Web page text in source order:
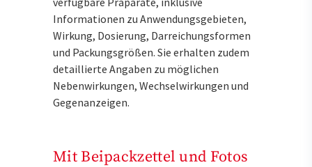
Informationen zu Anwendungsgebieten,
Wirkung, Dosierung, Darreichungsformen
und Packungsgrößen. Sie erhalten zudem
detaillierte Angaben zu möglichen
Nebenwirkungen, Wechselwirkungen und
Gegenanzeigen.
Mit Beipackzettel und Fotos